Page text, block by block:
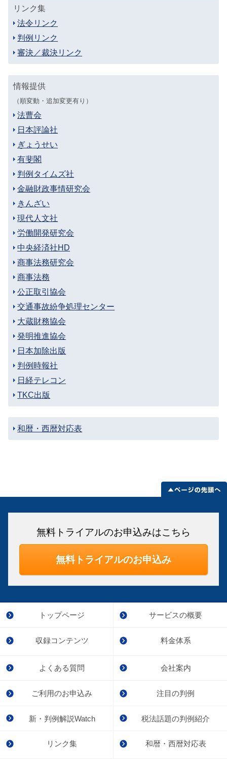
リンク集
法令リンク
判例リンク
審決／裁決リンク
情報提供
（順変動・追加変更有り）
法曹会
日本評論社
ぎょうせい
有斐閣
判例タイムズ社
金融財政事情研究会
きんざい
現代人文社
労働開発研究会
中央経済社HD
商事法務研究会
商事法務
公正取引協会
交通事故紛争処理センター
大蔵財務協会
発明推進協会
日本加除出版
判例時報社
日経テレコン
TKC出版
和暦・西暦対応表
無料トライアルのお申込みはこちら
無料トライアルのお申込み
トップページ サービスの概要
収録コンテンツ 料金体系
よくある質問 会社案内
ご利用のお申込み 注目の判例
新・判例解説Watch 税法話題の判例紹介
リンク集 和暦・西暦対応表